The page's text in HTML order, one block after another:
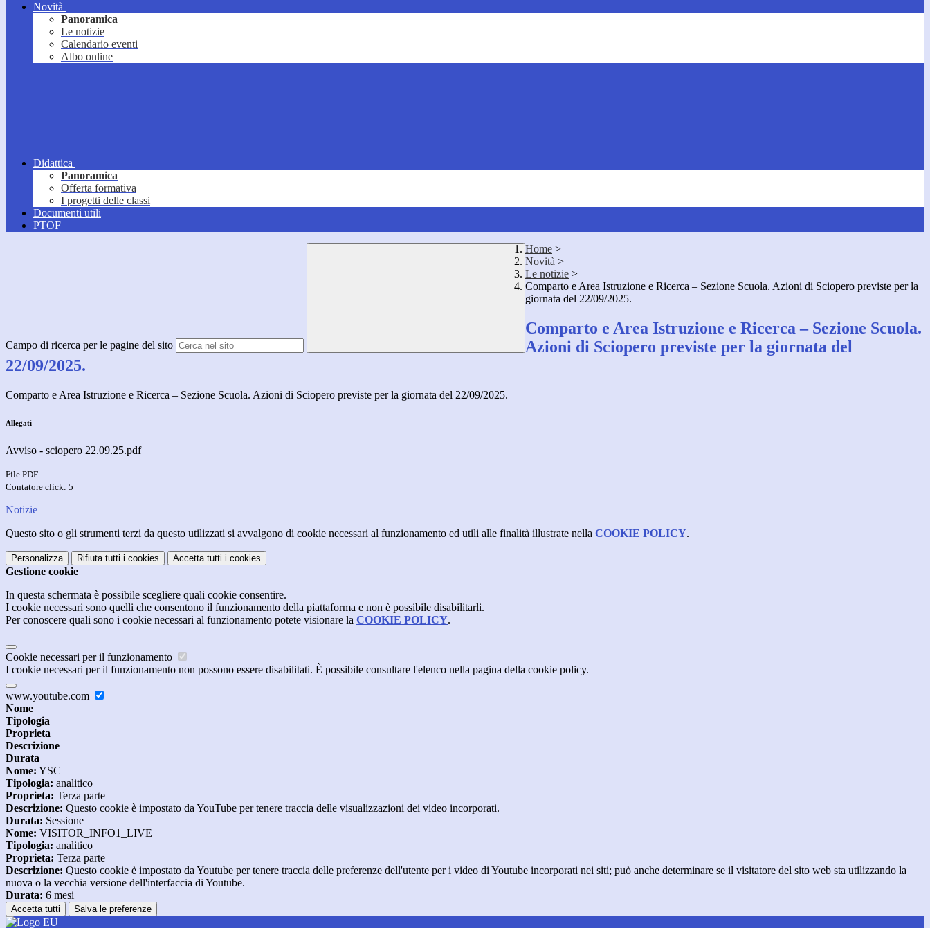
Novità
Panoramica
Le notizie
Calendario eventi
Albo online
Didattica
Panoramica
Offerta formativa
I progetti delle classi
Documenti utili
PTOF
Campo di ricerca per le pagine del sito
Home >
Novità >
Le notizie >
Comparto e Area Istruzione e Ricerca – Sezione Scuola. Azioni di Sciopero previste per la
giornata del 22/09/2025.
Comparto e Area Istruzione e Ricerca – Sezione Scuola.
Azioni di Sciopero previste per la giornata del
22/09/2025.
Comparto e Area Istruzione e Ricerca – Sezione Scuola. Azioni di Sciopero previste per la giornata del 22/09/2025.
Allegati
Avviso - sciopero 22.09.25.pdf
File PDF
Contatore click: 5
Notizie
Questo sito o gli strumenti terzi da questo utilizzati si avvalgono di cookie necessari al funzionamento ed utili alle finalità illustrate nella COOKIE POLICY.
Personalizza Rifiuta tutti i cookies Accetta tutti i cookies
Gestione cookie
In questa schermata è possibile scegliere quali cookie consentire.
I cookie necessari sono quelli che consentono il funzionamento della piattaforma e non è possibile disabilitarli.
Per conoscere quali sono i cookie necessari al funzionamento potete visionare la COOKIE POLICY.
Cookie necessari per il funzionamento
I cookie necessari per il funzionamento non possono essere disabilitati. È possibile consultare l'elenco nella pagina della cookie policy.
www.youtube.com
Nome
Tipologia
Proprieta
Descrizione
Durata
Nome: YSC
Tipologia: analitico
Proprieta: Terza parte
Descrizione: Questo cookie è impostato da YouTube per tenere traccia delle visualizzazioni dei video incorporati.
Durata: Sessione
Nome: VISITOR_INFO1_LIVE
Tipologia: analitico
Proprieta: Terza parte
Descrizione: Questo cookie è impostato da Youtube per tenere traccia delle preferenze dell'utente per i video di Youtube incorporati nei siti; può anche determinare se il visitatore del sito web sta utilizzando la
nuova o la vecchia versione dell'interfaccia di Youtube.
Durata: 6 mesi
Accetta tutti Salva le preferenze